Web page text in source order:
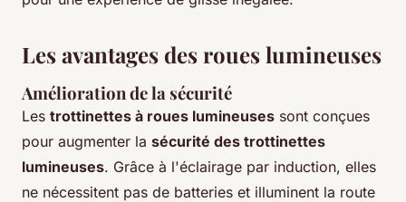
Les avantages des roues lumineuses
Amélioration de la sécurité
Les trottinettes à roues lumineuses sont conçues
pour augmenter la sécurité des trottinettes
lumineuses. Grâce à l'éclairage par induction, elles
ne nécessitent pas de batteries et illuminent la route